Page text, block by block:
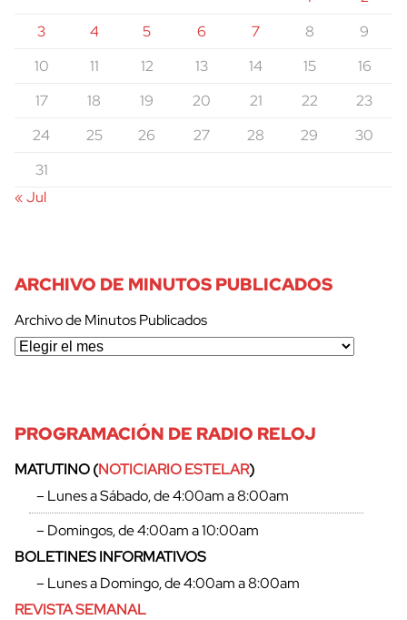
3
4 5 6 7 8
9
10
11 12 13 14 15
16
17
18 19 20 21 22
23
24
25 26 27 28 29
30
31
« Jul
ARCHIVO DE MINUTOS PUBLICADOS
Archivo de Minutos Publicados
PROGRAMACIÓN DE RADIO RELOJ
MATUTINO (NOTICIARIO ESTELAR)
– Lunes a Sábado, de 4:00am a 8:00am
– Domingos, de 4:00am a 10:00am
BOLETINES INFORMATIVOS
– Lunes a Domingo, de 4:00am a 8:00am
REVISTA SEMANAL